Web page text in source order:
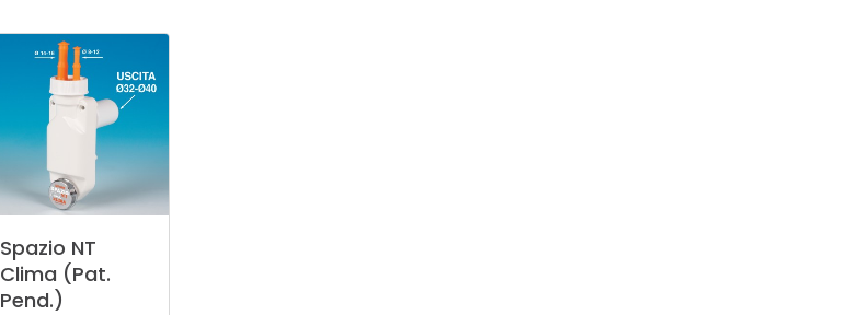
Spazio NT
Clima (Pat.
Pend.)